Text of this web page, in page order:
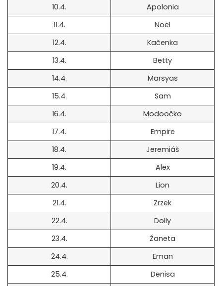
10.4.
Apolonia
11.4.
Noel
12.4.
Kačenka
13.4.
Betty
14.4.
Marsyas
15.4.
Sam
16.4.
Modoočko
17.4.
Empire
18.4.
Jeremiáš
19.4.
Alex
20.4.
Lion
21.4.
Zrzek
22.4.
Dolly
23.4.
Žaneta
24.4.
Eman
25.4.
Denisa